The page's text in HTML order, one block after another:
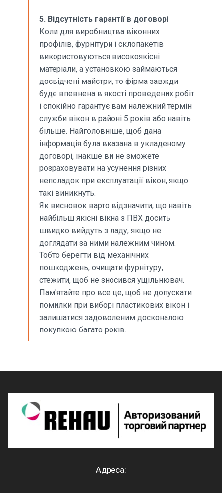
5. Відсутність гарантії в договорі
Коли для виробництва віконних
профілів, фурнітури і склопакетів
використовуються високоякісні
матеріали, а установкою займаються
досвідчені майстри, то фірма завжди
буде впевнена в якості проведених робіт
і спокійно гарантує вам належний термін
служби вікон в районі 5 років або навіть
більше. Найголовніше, щоб дана
інформація була вказана в укладеному
договорі, інакше ви не зможете
розраховувати на усунення різних
неполадок при експлуатації вікон, якщо
такі виникнуть.
Як висновок варто відзначити, що навіть
найбільш якісні вікна з ПВХ досить
швидко вийдуть з ладу, якщо не
доглядати за ними належним чином.
Тобто берегти від механічних
пошкоджень, очищати фурнітуру,
стежити, щоб не зносився ущільнювач.
Пам'ятайте про все це, щоб не допускати
помилки при виборі пластикових вікон і
залишатися задоволеним досконалою
покупкою багато років.
Адреса: